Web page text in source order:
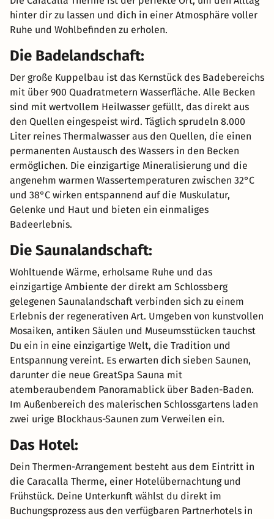
hinter dir zu lassen und dich in einer Atmosphäre voller
Ruhe und Wohlbefinden zu erholen.
Die Badelandschaft:
Der große Kuppelbau ist das Kernstück des Badebereichs
mit über 900 Quadratmetern Wasserfläche. Alle Becken
sind mit wertvollem Heilwasser gefüllt, das direkt aus
den Quellen eingespeist wird. Täglich sprudeln 8.000
Liter reines Thermalwasser aus den Quellen, die einen
permanenten Austausch des Wassers in den Becken
ermöglichen. Die einzigartige Mineralisierung und die
angenehm warmen Wassertemperaturen zwischen 32°C
und 38°C wirken entspannend auf die Muskulatur,
Gelenke und Haut und bieten ein einmaliges
Badeerlebnis.
Die Saunalandschaft:
Wohltuende Wärme, erholsame Ruhe und das
einzigartige Ambiente der direkt am Schlossberg
gelegenen Saunalandschaft verbinden sich zu einem
Erlebnis der regenerativen Art. Umgeben von kunstvollen
Mosaiken, antiken Säulen und Museumsstücken tauchst
Du ein in eine einzigartige Welt, die Tradition und
Entspannung vereint. Es erwarten dich sieben Saunen,
darunter die neue GreatSpa Sauna mit
atemberaubendem Panoramablick über Baden-Baden.
Im Außenbereich des malerischen Schlossgartens laden
zwei urige Blockhaus-Saunen zum Verweilen ein.
Das Hotel:
Dein Thermen-Arrangement besteht aus dem Eintritt in
die Caracalla Therme, einer Hotelübernachtung und
Frühstück. Deine Unterkunft wählst du direkt im
Buchungsprozess aus den verfügbaren Partnerhotels in